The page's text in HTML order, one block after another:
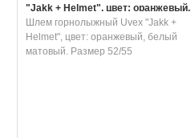
"Jakk + Helmet", цвет: оранжевый,
белый матовый. Размер 52/55
Шлем горнолыжный Uvex "Jakk +
Helmet", цвет: оранжевый, белый
матовый. Размер 52/55